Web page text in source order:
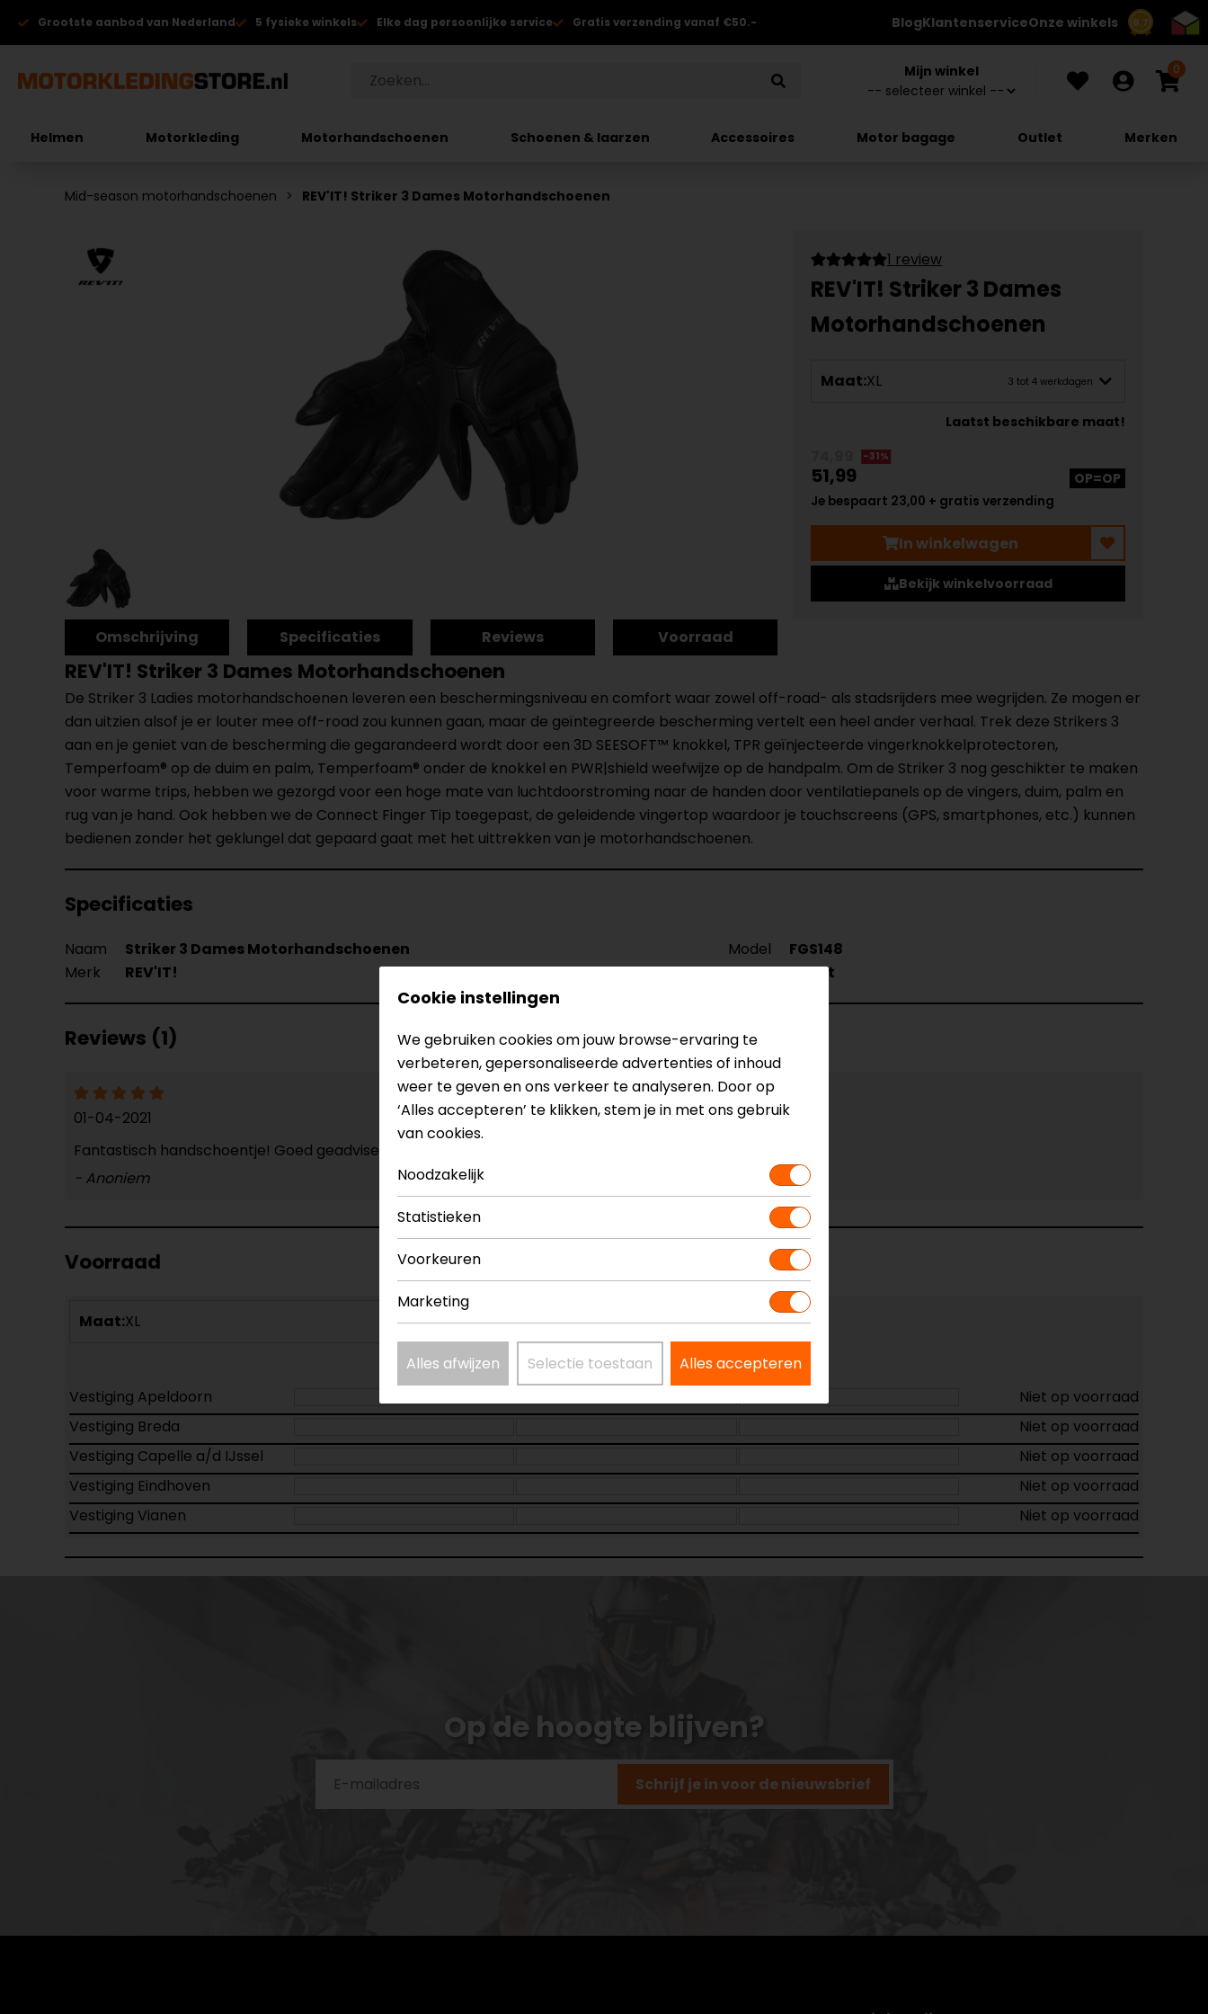
8.7
Grootste aanbod van Nederland 5 fysieke winkels Elke dag persoonlijke service Gratis verzending vanaf €50.- BlogKlantenserviceOnze winkels
Mijn winkel 0
Helmen Motorkleding Motorhandschoenen Schoenen & laarzen Accessoires Motor bagage Outlet Merken
Mid-season motorhandschoenen REV'IT! Striker 3 Dames Motorhandschoenen
1 review
REV'IT! Striker 3 Dames
Motorhandschoenen
Maat:XL 3 tot 4 werkdagen
Laatst beschikbare maat!
-31%
51,99
Je bespaart 23,00 + gratis verzending
OP=OP
In winkelwagen
Bekijk winkelvoorraad
Omschrijving Specificaties Reviews Voorraad
REV'IT! Striker 3 Dames Motorhandschoenen
De Striker 3 Ladies motorhandschoenen leveren een beschermingsniveau en comfort waar zowel off-road- als stadsrijders mee wegrijden. Ze mogen er
dan uitzien alsof je er louter mee off-road zou kunnen gaan, maar de geïntegreerde bescherming vertelt een heel ander verhaal. Trek deze Strikers 3
aan en je geniet van de bescherming die gegarandeerd wordt door een 3D SEESOFT™ knokkel, TPR geïnjecteerde vingerknokkelprotectoren,
Temperfoam® op de duim en palm, Temperfoam® onder de knokkel en PWR|shield weefwijze op de handpalm. Om de Striker 3 nog geschikter te maken
voor warme trips, hebben we gezorgd voor een hoge mate van luchtdoorstroming naar de handen door ventilatiepanels op de vingers, duim, palm en
rug van je hand. Ook hebben we de Connect Finger Tip toegepast, de geleidende vingertop waardoor je touchscreens (GPS, smartphones, etc.) kunnen
bedienen zonder het geklungel dat gepaard gaat met het uittrekken van je motorhandschoenen.
Specificaties
Naam Striker 3 Dames Motorhandschoenen Model
FGS148
Merk
REV'IT! Kleur Zwart
Reviews (1)
01-04-2021
Fantastisch handschoentje! Goed geadviseerd in de winkel Capelle. Top service!
- Anoniem
Voorraad
Maat:XL
Laatst beschikbare maat!
Vestiging Apeldoorn
Niet op voorraad
Vestiging Breda
Niet op voorraad
Vestiging Capelle a/d IJssel
Niet op voorraad
Vestiging Eindhoven
Niet op voorraad
Vestiging Vianen
Niet op voorraad
Op de hoogte blijven?
Schrijf je in voor de nieuwsbrief
Cookie instellingen
We gebruiken cookies om jouw browse-ervaring te
verbeteren, gepersonaliseerde advertenties of inhoud
weer te geven en ons verkeer te analyseren. Door op
‘Alles accepteren’ te klikken, stem je in met ons gebruik
van cookies.
Noodzakelijk
Statistieken
Voorkeuren
Marketing
Alles afwijzen Selectie toestaan Alles accepteren